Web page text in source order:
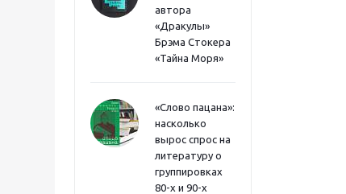
автора
«Дракулы»
Брэма Стокера
«Тайна Моря»
«Слово пацана»:
насколько
вырос спрос на
литературу о
группировках
80-х и 90-х